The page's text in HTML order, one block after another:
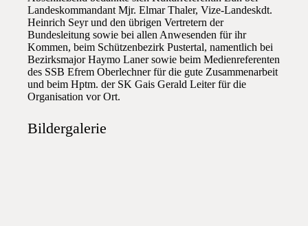
Landeskommandant Mjr. Elmar Thaler, Vize-Landeskdt.
Heinrich Seyr und den übrigen Vertretern der
Bundesleitung sowie bei allen Anwesenden für ihr
Kommen, beim Schützenbezirk Pustertal, namentlich bei
Bezirksmajor Haymo Laner sowie beim Medienreferenten
des SSB Efrem Oberlechner für die gute Zusammenarbeit
und beim Hptm. der SK Gais Gerald Leiter für die
Organisation vor Ort.
Bildergalerie